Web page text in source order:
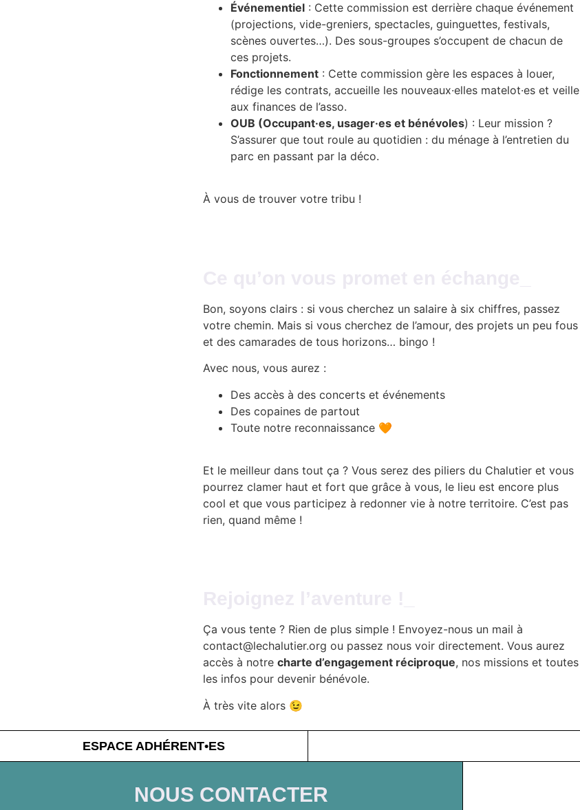
Événementiel : Cette commission est derrière chaque événement
(projections, vide-greniers, spectacles, guinguettes, festivals,
scènes ouvertes…). Des sous-groupes s’occupent de chacun de
ces projets.
Fonctionnement : Cette commission gère les espaces à louer,
rédige les contrats, accueille les nouveaux·elles matelot·es et veille
aux finances de l’asso.
OUB (Occupant·es, usager·es et bénévoles) : Leur mission ?
S’assurer que tout roule au quotidien : du ménage à l’entretien du
parc en passant par la déco.
À vous de trouver votre tribu !
Bon, soyons clairs : si vous cherchez un salaire à six chiffres, passez
votre chemin. Mais si vous cherchez de l’amour, des projets un peu fous
et des camarades de tous horizons… bingo !
Avec nous, vous aurez :
Des accès à des concerts et événements
Des copaines de partout
Toute notre reconnaissance 🧡
Et le meilleur dans tout ça ? Vous serez des piliers du Chalutier et vous
pourrez clamer haut et fort que grâce à vous, le lieu est encore plus
cool et que vous participez à redonner vie à notre territoire. C’est pas
rien, quand même !
Ça vous tente ? Rien de plus simple ! Envoyez-nous un mail à
contact@lechalutier.org ou passez nous voir directement. Vous aurez
accès à notre charte d’engagement réciproque, nos missions et toutes
les infos pour devenir bénévole.
À très vite alors 😉
ESPACE ADHÉRENT•ES
NOUS CONTACTER